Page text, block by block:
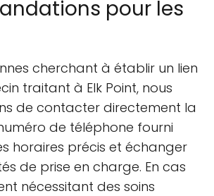
pour les
cherchant à établir un lien
traitant à Elk Point, nous
de contacter directement la
de téléphone fourni
horaires précis et échanger
de prise en charge. En cas
nécessitant des soins